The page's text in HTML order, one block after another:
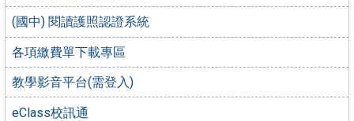
(國中) 閱讀護照認證系統
各項繳費單下載專區
教學影音平台(需登入)
eClass校訊通